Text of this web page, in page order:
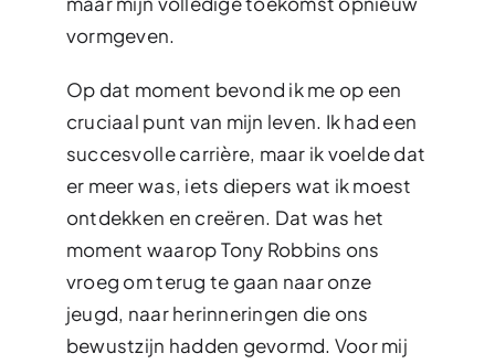
vormgeven.
Op dat moment bevond ik me op een
cruciaal punt van mijn leven. Ik had een
succesvolle carrière, maar ik voelde dat
er meer was, iets diepers wat ik moest
ontdekken en creëren. Dat was het
moment waarop Tony Robbins ons
vroeg om terug te gaan naar onze
jeugd, naar herinneringen die ons
bewustzijn hadden gevormd. Voor mij